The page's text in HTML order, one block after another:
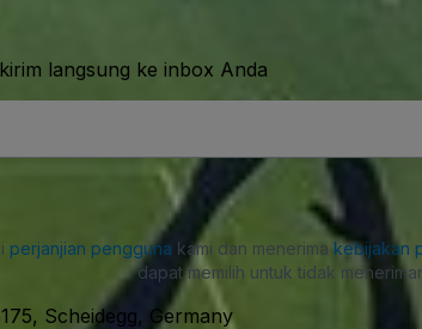
langsung ke inbox Anda
perjanjian pengguna kami dan menerima kebijakan
dapat memilih untuk tidak
Scheidegg, Germany